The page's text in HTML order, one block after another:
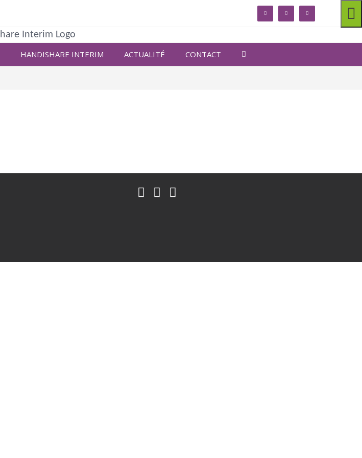
linkedin facebook twitter
HANDISHARE INTERIM ACTUALITÉ CONTACT